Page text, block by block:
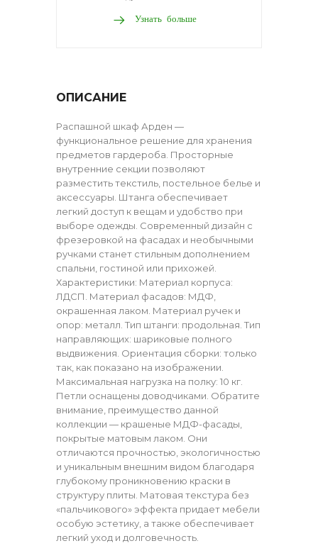
Узнать больше
ОПИСАНИЕ
Распашной шкаф Арден —
функциональное решение для хранения
предметов гардероба. Просторные
внутренние секции позволяют
разместить текстиль, постельное белье и
аксессуары. Штанга обеспечивает
легкий доступ к вещам и удобство при
выборе одежды. Современный дизайн с
фрезеровкой на фасадах и необычными
ручками станет стильным дополнением
спальни, гостиной или прихожей.
Характеристики: Материал корпуса:
ЛДСП. Материал фасадов: МДФ,
окрашенная лаком. Материал ручек и
опор: металл. Тип штанги: продольная. Тип
направляющих: шариковые полного
выдвижения. Ориентация сборки: только
так, как показано на изображении.
Максимальная нагрузка на полку: 10 кг.
Петли оснащены доводчиками. Обратите
внимание, преимущество данной
коллекции — крашеные МДФ-фасады,
покрытые матовым лаком. Они
отличаются прочностью, экологичностью
и уникальным внешним видом благодаря
глубокому проникновению краски в
структуру плиты. Матовая текстура без
«пальчикового» эффекта придает мебели
особую эстетику, а также обеспечивает
легкий уход и долговечность.